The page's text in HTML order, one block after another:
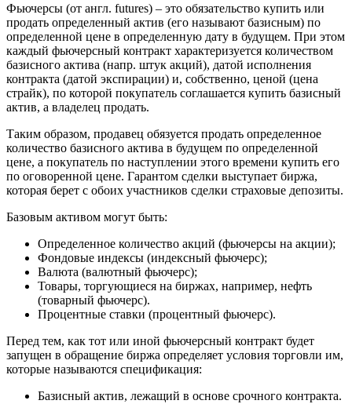
Фьючерсы (от англ. futures) – это обязательство купить или
продать определенный актив (его называют базисным) по
определенной цене в определенную дату в будущем. При этом
каждый фьючерсный контракт характеризуется количеством
базисного актива (напр. штук акций), датой исполнения
контракта (датой экспирации) и, собственно, ценой (цена
страйк), по которой покупатель соглашается купить базисный
актив, а владелец продать.
Таким образом, продавец обязуется продать определенное
количество базисного актива в будущем по определенной
цене, а покупатель по наступлении этого времени купить его
по оговоренной цене. Гарантом сделки выступает биржа,
которая берет с обоих участников сделки страховые депозиты.
Базовым активом могут быть:
Определенное количество акций (фьючерсы на акции);
Фондовые индексы (индексный фьючерс);
Валюта (валютный фьючерс);
Товары, торгующиеся на биржах, например, нефть
(товарный фьючерс).
Процентные ставки (процентный фьючерс).
Перед тем, как тот или иной фьючерсный контракт будет
запущен в обращение биржа определяет условия торговли им,
которые называются спецификация:
Базисный актив, лежащий в основе срочного контракта.